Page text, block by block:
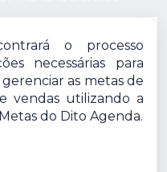
o processo
necessárias para
as metas de
vendas utilizando a
do Dito Agenda.